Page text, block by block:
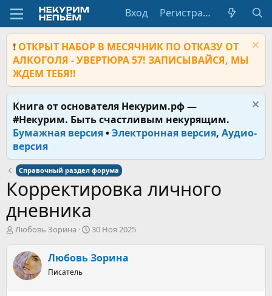
Вход Регистрация
❗ ОТКРЫТ НАБОР В МЕСЯЧНИК ПО ОТКАЗУ ОТ
АЛКОГОЛЯ - УВЕРТЮРА 57! ЗАПИСЫВАЙСЯ, МЫ
ЖДЕМ ТЕБЯ!!
Книга от основателя Некурим.рф —
#Некурим. Быть счастливым некурящим.
Бумажная версия•Электронная версия, Аудио-
версия
Справочный раздел форума
Корректировка личного
дневника
А
о
р
Любовь Зорина
Д
а
30 Ноя 2025
Любовь Зорина
Писатель